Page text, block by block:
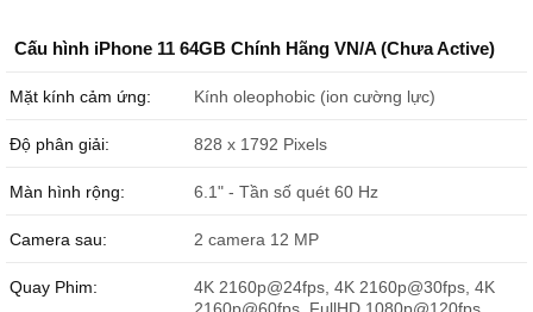
Cấu hình iPhone 11 64GB Chính Hãng VN/A (Chưa Active)
Mặt kính cảm ứng: Kính oleophobic (ion cường lực)
Độ phân giải: 828 x 1792 Pixels
Màn hình rộng: 6.1" - Tần số quét 60 Hz
Camera sau: 2 camera 12 MP
Quay Phim:
4K 2160p@24fps, 4K 2160p@30fps, 4K